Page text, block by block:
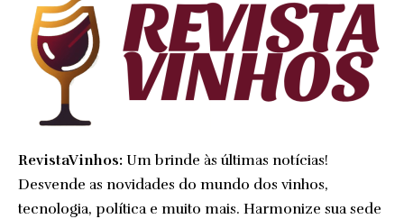
RevistaVinhos: Um brinde às últimas notícias!
Desvende as novidades do mundo dos vinhos,
tecnologia, política e muito mais. Harmonize sua sede